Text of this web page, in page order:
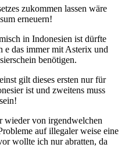
zukommen lassen wäre
erneuern!
in Indonesien ist dürfte
e das immer mit Asterix und
benötigen.
gilt dieses ersten nur für
ist und zweitens muss
wieder von irgendwelchen
auf illegaler weise eine
wollte ich nur abratten, da